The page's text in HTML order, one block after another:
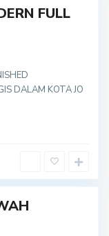
FULL
DALAM KOTA JO